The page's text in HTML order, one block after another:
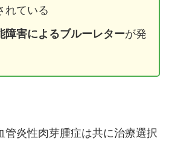
れている
障害によるブルーレターが発
管炎性肉芽腫症は共に治療選択